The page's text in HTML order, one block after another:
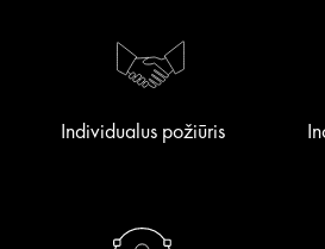
Individualus požiūris